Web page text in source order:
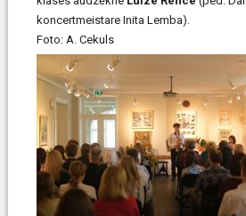
koncertmeistare Inita Lemba).
Foto: A. Cekuls